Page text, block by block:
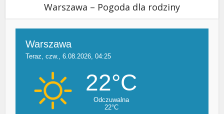
Warszawa – Pogoda dla rodziny